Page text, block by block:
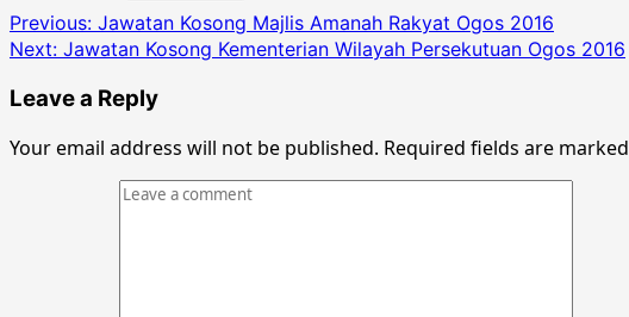
Post
navigation
Previous: Jawatan Kosong Majlis Amanah Rakyat Ogos 2016
Next: Jawatan Kosong Kementerian Wilayah Persekutuan Ogos 2016
Leave a Reply
Your email address will not be published. Required fields are marked